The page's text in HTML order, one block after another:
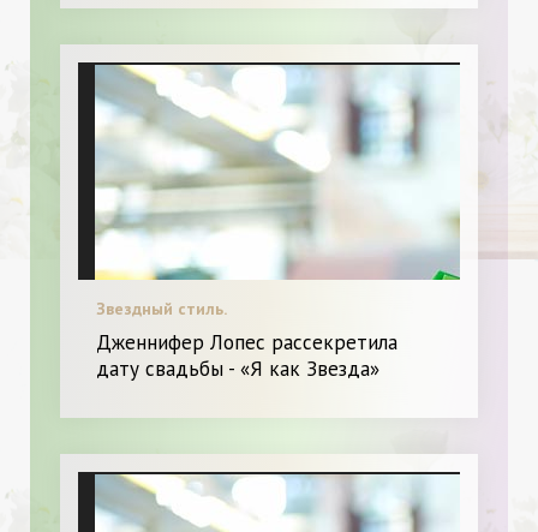
Звездный стиль.
Дженнифер Лопес рассекретила
дату свадьбы - «Я как Звезда»